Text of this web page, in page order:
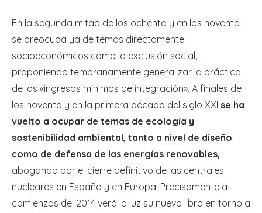
En la segunda mitad de los ochenta y en los noventa
se preocupa ya de temas directamente
socioeconómicos como la exclusión social,
proponiendo tempranamente generalizar la práctica
de los «ingresos mínimos de integración». A finales de
los noventa y en la primera década del siglo XXI se ha
vuelto a ocupar de temas de ecología y
sostenibilidad ambiental, tanto a nivel de diseño
como de defensa de las energías renovables,
abogando por el cierre definitivo de las centrales
nucleares en España y en Europa. Precisamente a
comienzos del 2014 verá la luz su nuevo libro en torno a